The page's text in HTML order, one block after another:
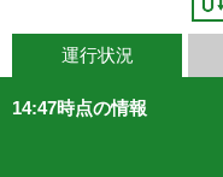
運行状況
14:47時点の情報